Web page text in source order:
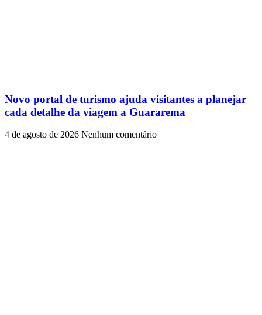
Novo portal de turismo ajuda visitantes a planejar
cada detalhe da viagem a Guararema
4 de agosto de 2026 Nenhum comentário